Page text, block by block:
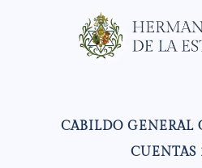
CABILDO GENERAL
CUENTAS